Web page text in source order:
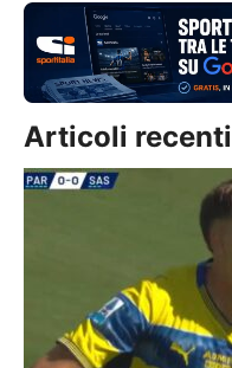
Articoli recenti